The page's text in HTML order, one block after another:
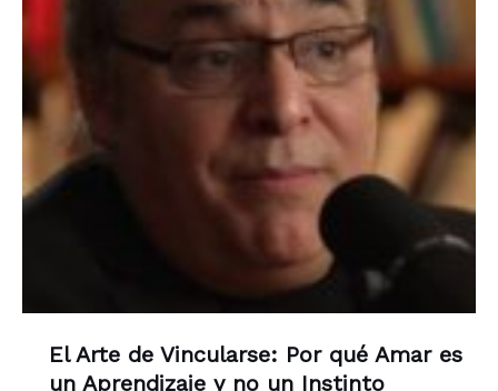
El Arte de Vincularse: Por qué Amar es
un Aprendizaje y no un Instinto